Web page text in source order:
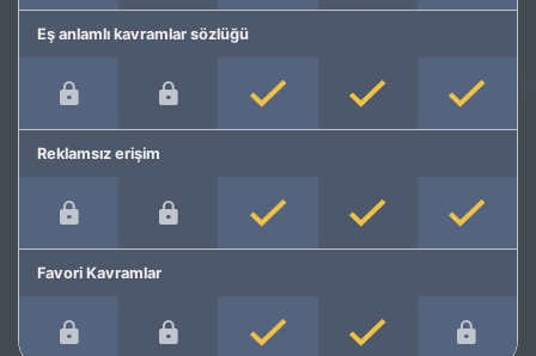
Eş anlamlı kavramlar sözlüğü
Reklamsız erişim
Favori Kavramlar